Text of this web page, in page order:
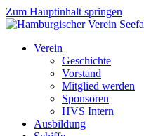
Zum Hauptinhalt springen
Verein
Geschichte
Vorstand
Mitglied werden
Sponsoren
HVS Intern
Ausbildung